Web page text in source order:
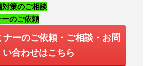
対策のご相談
ーのご依頼
ナーのご依頼・ご相談・お問
い合わせはこちら